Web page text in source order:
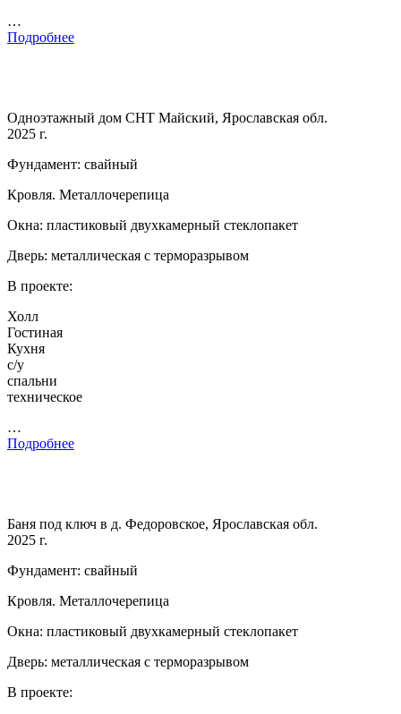
…
Подробнее
Одноэтажный дом СНТ Майский, Ярославская обл.
2025 г.
Фундамент: свайный
Кровля. Металлочерепица
Окна: пластиковый двухкамерный стеклопакет
Дверь: металлическая с терморазрывом
В проекте:
Холл
Гостиная
Кухня
с/у
спальни
техническое
…
Подробнее
Баня под ключ в д. Федоровское, Ярославская обл.
2025 г.
Фундамент: свайный
Кровля. Металлочерепица
Окна: пластиковый двухкамерный стеклопакет
Дверь: металлическая с терморазрывом
В проекте: